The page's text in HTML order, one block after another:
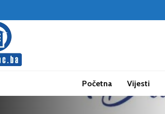
Početna Vijesti